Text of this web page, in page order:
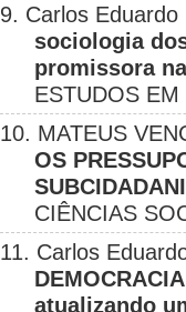
9. Carlos
sociologia
promissora
ESTUDOS
10. MATEUS
OS
CIÊNCIAS
11. Carlos
atualizando